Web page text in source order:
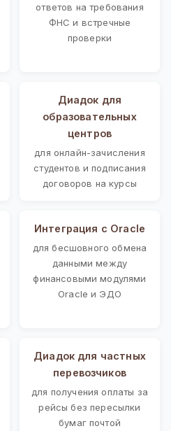
ответов на требования
ФНС и встречные
проверки
Диадок для
образовательных
центров
для онлайн-зачисления
студентов и подписания
договоров на курсы
Интеграция с Oracle
для бесшовного обмена
данными между
финансовыми модулями
Oracle и ЭДО
Диадок для частных
перевозчиков
для получения оплаты за
рейсы без пересылки
бумаг почтой